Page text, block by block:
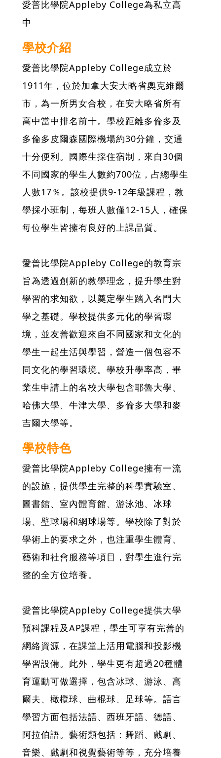
愛普比學院Appleby College為私立高
中
學校介紹
愛普比學院Appleby College成立於
1911年，位於加拿大安大略省奧克維爾
市，為一所男女合校，在安大略省所有
高中當中排名前十。學校距離多倫多及
多倫多皮爾森國際機場約30分鐘，交通
十分便利。國際生採住宿制，來自30個
不同國家的學生人數約700位，占總學生
人數17％。該校提供9-12年級課程，教
學採小班制，每班人數僅12-15人，確保
每位學生皆擁有良好的上課品質。
愛普比學院Appleby College的教育宗
旨為透過創新的教學理念，提升學生對
學習的求知欲，以奠定學生踏入名門大
學之基礎。學校提供多元化的學習環
境，並友善歡迎來自不同國家和文化的
學生一起生活與學習，營造一個包容不
同文化的學習環境。學校升學率高，畢
業生申請上的名校大學包含耶魯大學、
哈佛大學、牛津大學、多倫多大學和麥
吉爾大學等。
學校特色
愛普比學院Appleby College擁有一流
的設施，提供學生完整的科學實驗室、
圖書館、室內體育館、游泳池、冰球
場、壁球場和網球場等。學校除了對於
學術上的要求之外，也注重學生體育、
藝術和社會服務等項目，對學生進行完
整的全方位培養。
愛普比學院Appleby College提供大學
預科課程及AP課程，學生可享有完善的
網絡資源，在課堂上活用電腦和投影機
學習設備。此外，學生更有超過20種體
育運動可做選擇，包含冰球、游泳、高
爾夫、橄欖球、曲棍球、足球等。語言
學習方面包括法語、西班牙語、德語、
阿拉伯語。藝術類包括：舞蹈、戲劇、
音樂、戲劇和視覺藝術等等，充分培養